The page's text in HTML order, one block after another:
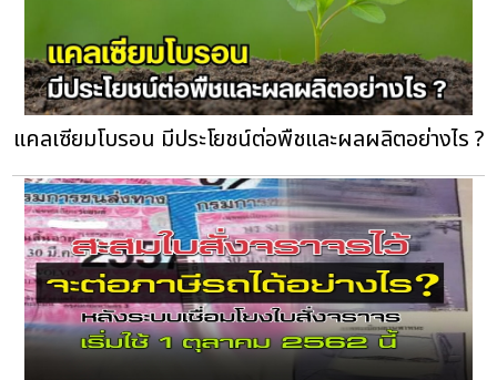
แคลเซียมโบรอน มีประโยชน์ต่อพืชและผลผลิตอย่างไร ?